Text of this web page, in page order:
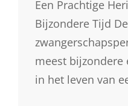
Een Prachtige
Bijzondere Tijd De
meest bijzondere
in het leven van